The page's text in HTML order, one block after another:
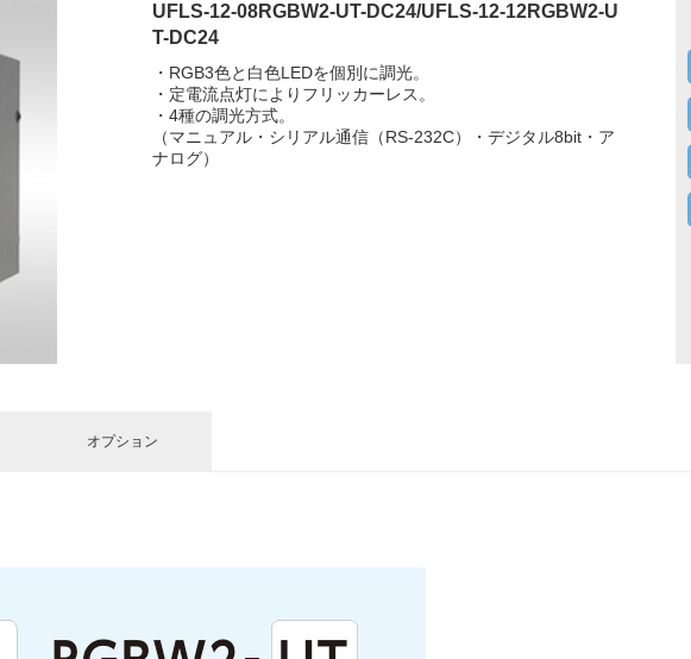
UFLS-12-08RGBW2-UT-DC24/UFLS-12-12RGBW2-U
T-DC24
・RGB3色と白色LEDを個別に調光。
・定電流点灯によりフリッカーレス。
・4種の調光方式。
（マニュアル・シリアル通信（RS-232C）・デジタル8bit・ア
ナログ）
オプション